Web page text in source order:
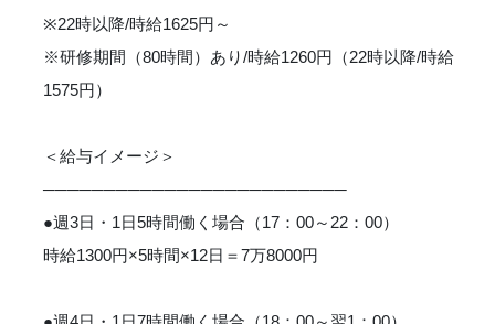
※22時以降/時給1625円～
※研修期間（80時間）あり/時給1260円（22時以降/時給
1575円）
＜給与イメージ＞
─────────────────────────
●週3日・1日5時間働く場合（17：00～22：00）
時給1300円×5時間×12日＝7万8000円